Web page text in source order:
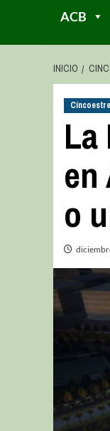
ACB
INICIO
o